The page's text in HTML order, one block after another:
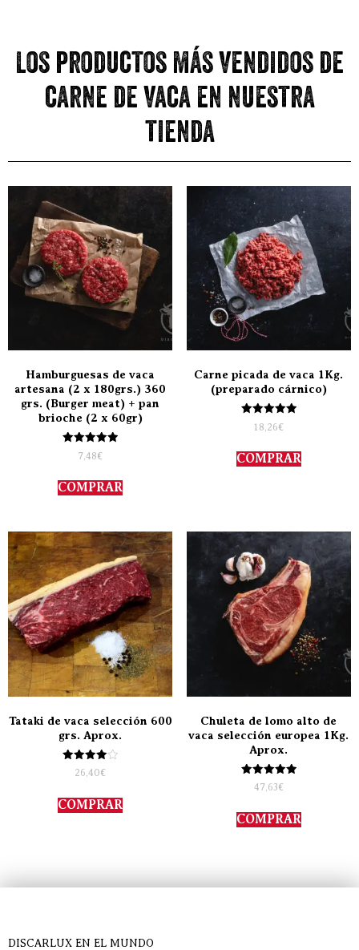
Los productos más vendidos de
carne de vaca en nuestra
tienda
Hamburguesas de vaca
artesana (2 x 180grs.) 360
grs. (Burger meat) + pan
brioche (2 x 60gr)
Valorado
con
de 5
7,48€
COMPRAR
Carne picada de vaca 1Kg.
(preparado cárnico)
Valorado
con
de 5
18,26€
COMPRAR
Tataki de vaca selección 600
grs. Aprox.
Valorado
con
de 5
26,40€
COMPRAR
Chuleta de lomo alto de
vaca selección europea 1Kg.
Aprox.
Valorado
con
de 5
47,63€
COMPRAR
DISCARLUX EN EL MUNDO